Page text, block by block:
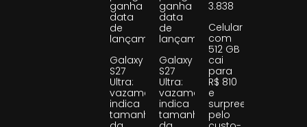
ganha
data
de
lançamento
Galaxy
S27
Ultra:
vazamento
indica
tamanho
ganha
data
de
lançamento
Galaxy
S27
Ultra:
vazamento
indica
tamanho
3.838
Celular
com
512 GB
cai
para
R$ 810
e
surpreende
pelo